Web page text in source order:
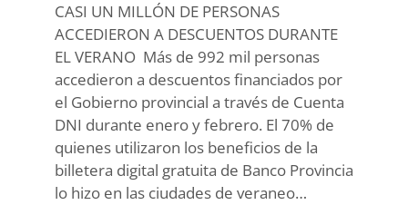
CASI UN MILLÓN DE PERSONAS
ACCEDIERON A DESCUENTOS DURANTE
EL VERANO Más de 992 mil personas
accedieron a descuentos financiados por
el Gobierno provincial a través de Cuenta
DNI durante enero y febrero. El 70% de
quienes utilizaron los beneficios de la
billetera digital gratuita de Banco Provincia
lo hizo en las ciudades de veraneo…